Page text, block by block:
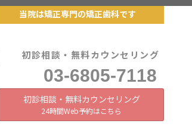
当院は矯正専門の矯正歯科です
初診相談・無料カウンセリング
03-6805-7118
初診相談・無料カウンセリング
24時間Web予約はこちら